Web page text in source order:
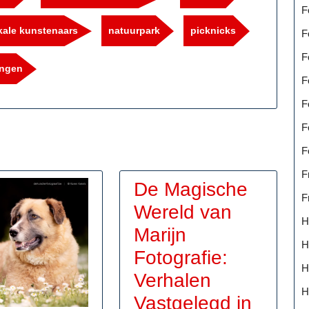
kunstenaars natuurpark picknicks
De Magische
Wereld van
Marijn
Fotografie:
Verhalen
Vastgelegd in